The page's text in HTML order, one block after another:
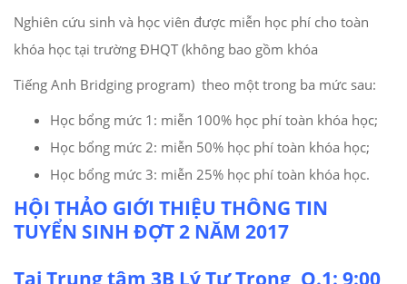
Nghiên cứu sinh và học viên được miễn học phí cho toàn
khóa học tại trường ĐHQT (không bao gồm khóa
Tiếng Anh Bridging program) theo một trong ba mức sau:
Học bổng mức 1: miễn 100% học phí toàn khóa học;
Học bổng mức 2: miễn 50% học phí toàn khóa học;
Học bổng mức 3: miễn 25% học phí toàn khóa học.
HỘI THẢO GIỚI THIỆU THÔNG TIN
TUYỂN SINH ĐỢT 2 NĂM 2017
Tại Trung tâm 3B Lý Tự Trọng, Q.1: 9:00